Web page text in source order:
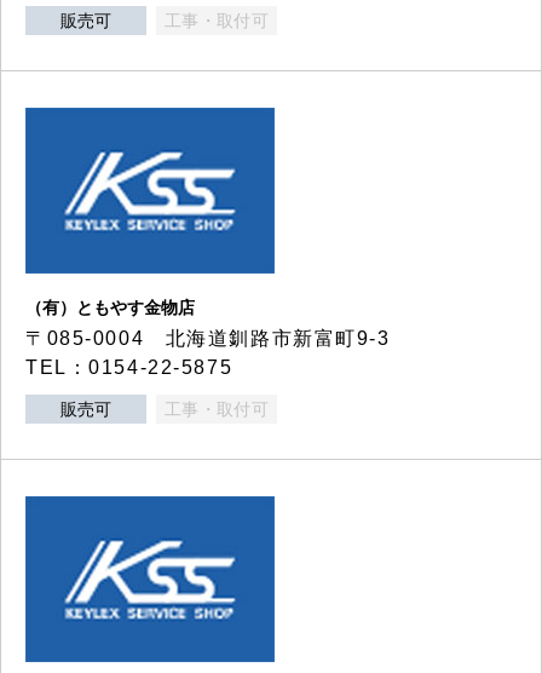
販売可 工事・取付可
（有）ともやす金物店
〒085-0004 北海道釧路市新富町9-3
TEL：0154-22-5875
販売可 工事・取付可